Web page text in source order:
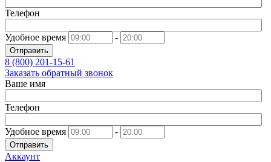
Телефон
Удобное время -
Отправить
8 (800) 201-15-61
Заказать обратный звонок
Ваше имя
Телефон
Удобное время -
Отправить
Аккаунт